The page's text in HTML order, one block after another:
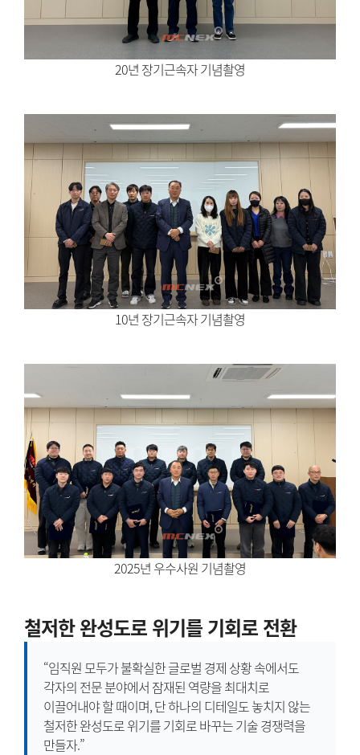
20년 장기근속자 기념촬영
10년 장기근속자 기념촬영
2025년 우수사원 기념촬영
철저한 완성도로 위기를 기회로 전환
“임직원 모두가 불확실한 글로벌 경제 상황 속에서도
각자의 전문 분야에서 잠재된 역량을 최대치로
이끌어내야 할 때이며, 단 하나의 디테일도 놓치지 않는
철저한 완성도로 위기를 기회로 바꾸는 기술 경쟁력을
만들자.”